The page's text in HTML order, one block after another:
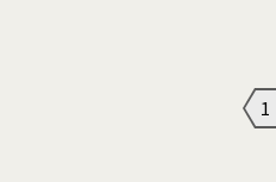
1